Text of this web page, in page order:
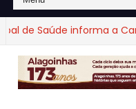
Saúde informa a